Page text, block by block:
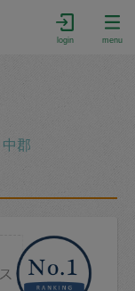
login menu
中郡